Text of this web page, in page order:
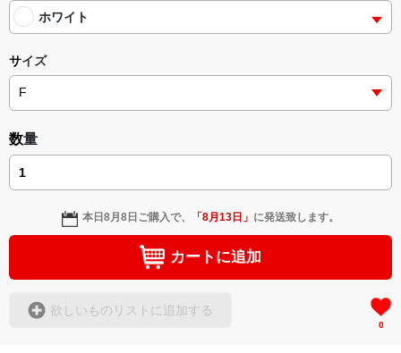
ホワイト
サイズ
数量
本日8月8日 ご購入で、 「8月13日 」 に発送致します。
カートに追加
欲しいものリストに追加する
0